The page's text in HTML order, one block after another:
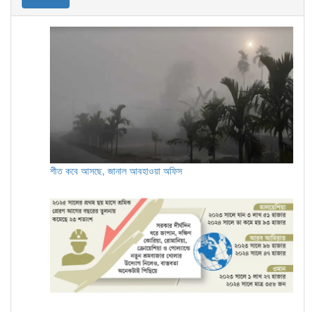
শীত কবে আসছে, জানাল আবহাওয়া অফিস